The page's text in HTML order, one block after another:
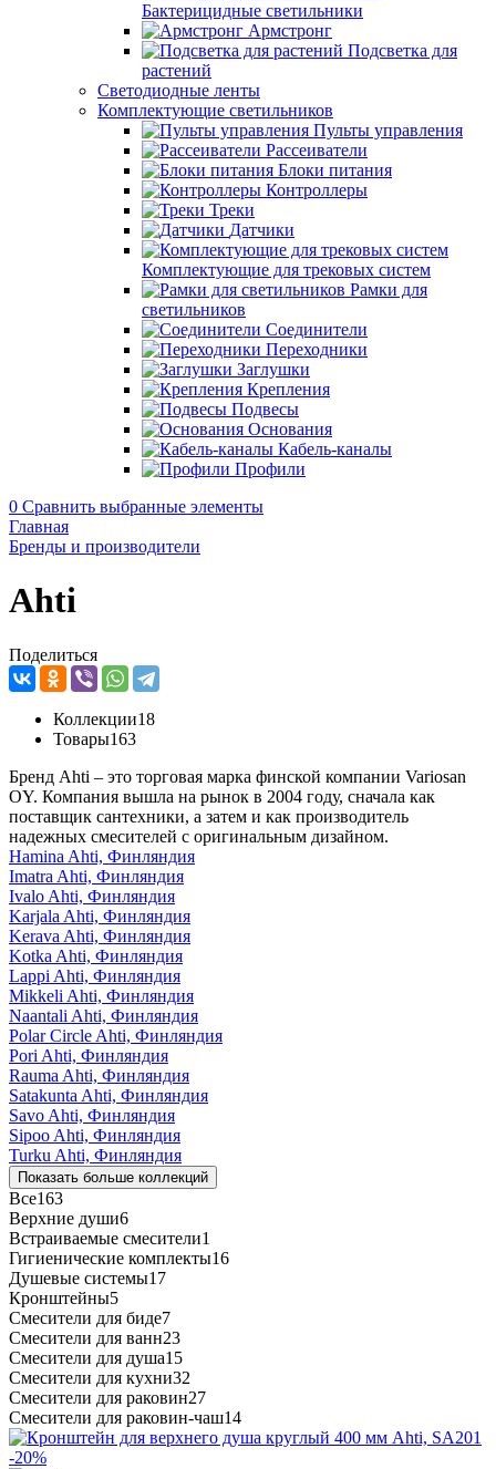
Бактерицидные светильники
Армстронг
Подсветка для
растений
Светодиодные ленты
Комплектующие светильников
Пульты управления
Рассеиватели
Блоки питания
Контроллеры
Треки
Датчики
Комплектующие для трековых систем
Рамки для
светильников
Соединители
Переходники
Заглушки
Крепления
Подвесы
Основания
Кабель-каналы
Профили
0 Сравнить выбранные элементы
Главная
Бренды и производители
Ahti
Поделиться
Коллекции18
Товары163
Бренд Ahti – это торговая марка финской компании Variosan
OY. Компания вышла на рынок в 2004 году, сначала как
поставщик сантехники, а затем и как производитель
надежных смесителей с оригинальным дизайном.
Hamina Ahti, Финляндия
Imatra Ahti, Финляндия
Ivalo Ahti, Финляндия
Karjala Ahti, Финляндия
Kerava Ahti, Финляндия
Kotka Ahti, Финляндия
Lappi Ahti, Финляндия
Mikkeli Ahti, Финляндия
Naantali Ahti, Финляндия
Polar Circle Ahti, Финляндия
Pori Ahti, Финляндия
Rauma Ahti, Финляндия
Satakunta Ahti, Финляндия
Savo Ahti, Финляндия
Sipoo Ahti, Финляндия
Turku Ahti, Финляндия
Показать больше коллекций
Все163
Верхние души6
Встраиваемые смесители1
Гигиенические комплекты16
Душевые системы17
Кронштейны5
Смесители для биде7
Смесители для ванн23
Смесители для душа15
Смесители для кухни32
Смесители для раковин27
Смесители для раковин-чаш14
-20%